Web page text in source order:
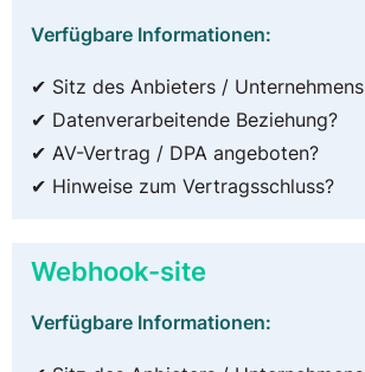
Verfügbare Informationen:
✔ Sitz des Anbieters / Unternehmens
✔ Datenverarbeitende Beziehung?
✔ AV-Vertrag / DPA angeboten?
✔ Hinweise zum Vertragsschluss?
Webhook-site
Verfügbare Informationen: